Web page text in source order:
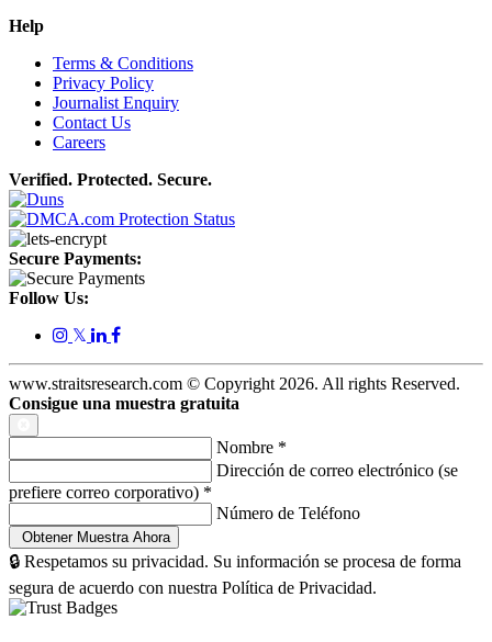
Help
Terms & Conditions
Privacy Policy
Journalist Enquiry
Contact Us
Careers
Verified. Protected. Secure.
Secure Payments:
Follow Us:
𝕏
www.straitsresearch.com © Copyright 2026. All rights Reserved.
Consigue una muestra gratuita
Nombre *
Dirección de correo electrónico (se
prefiere correo corporativo) *
Número de Teléfono
🔒 Respetamos su privacidad. Su información se procesa de forma
segura de acuerdo con nuestra Política de Privacidad.